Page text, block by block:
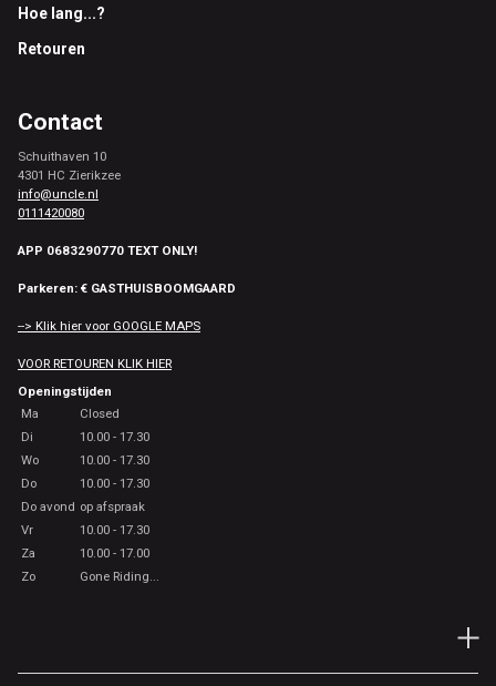
Hoe lang...?
Retouren
Contact
Schuithaven 10
4301 HC Zierikzee
info@uncle.nl
0111420080
APP 0683290770 TEXT ONLY!
Parkeren: € GASTHUISBOOMGAARD
--> Klik hier voor GOOGLE MAPS
VOOR RETOUREN KLIK HIER
Openingstijden
Ma
Closed
Di
10.00 - 17.30
Wo
10.00 - 17.30
Do
10.00 - 17.30
Do avond op afspraak
Vr
10.00 - 17.30
Za
10.00 - 17.00
Zo
Gone Riding...